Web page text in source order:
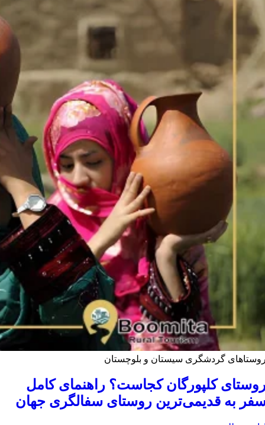
گردشگری سیستان و بلوچستان
کلپورگان کجاست؟ راهنمای کامل
به قدیمی‌ترین روستای سفالگری جهان